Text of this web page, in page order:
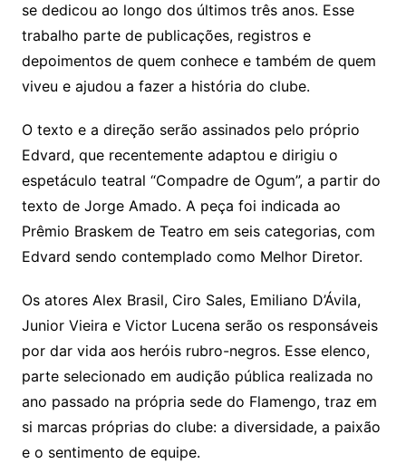
se dedicou ao longo dos últimos três anos. Esse
trabalho parte de publicações, registros e
depoimentos de quem conhece e também de quem
viveu e ajudou a fazer a história do clube.
O texto e a direção serão assinados pelo próprio
Edvard, que recentemente adaptou e dirigiu o
espetáculo teatral “Compadre de Ogum”, a partir do
texto de Jorge Amado. A peça foi indicada ao
Prêmio Braskem de Teatro em seis categorias, com
Edvard sendo contemplado como Melhor Diretor.
Os atores Alex Brasil, Ciro Sales, Emiliano D’Ávila,
Junior Vieira e Victor Lucena serão os responsáveis
por dar vida aos heróis rubro-negros. Esse elenco,
parte selecionado em audição pública realizada no
ano passado na própria sede do Flamengo, traz em
si marcas próprias do clube: a diversidade, a paixão
e o sentimento de equipe.